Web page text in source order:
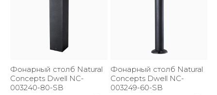
Фонарный столб Natural
Concepts Dwell NC-
003240-80-SB
Фонарный столб Natural
Concepts Dwell NC-
003249-60-SB